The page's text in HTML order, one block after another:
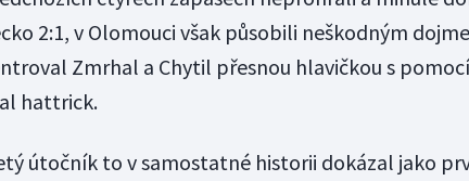
2:1, v Olomouci však působili neškodným
Zmrhal a Chytil přesnou hlavičkou s
hattrick.
útočník to v samostatné historii dokázal jako